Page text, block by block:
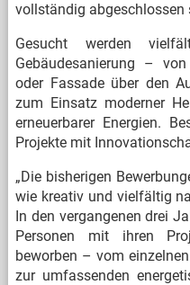
vollständig abgeschlossen
Gesucht werden
Gebäudesanierung –
oder Fassade über den
zum Einsatz moderner
erneuerbarer Energien.
Projekte mit
„Die bisherigen
wie kreativ und vielfältig
In den vergangenen drei
Personen mit ihren
beworben – vom
zur umfassenden